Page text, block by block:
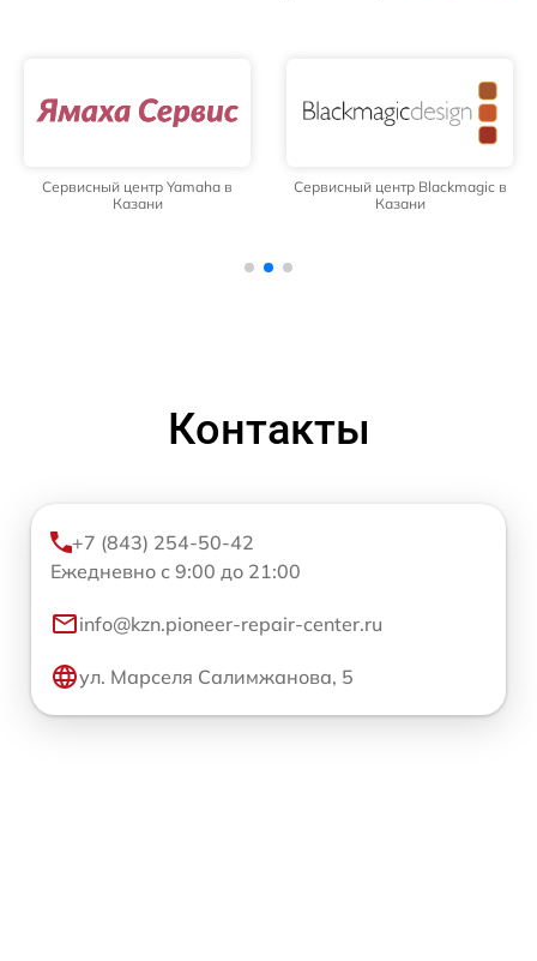
Сервисный центр Yamaha в
Казани
Сервисный центр Blackmagic в
Казани
Контакты
+7 (843) 254-50-42
Ежедневно с 9:00 до 21:00
info@kzn.pioneer-repair-center.ru
ул. Марселя Салимжанова, 5